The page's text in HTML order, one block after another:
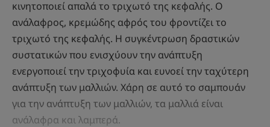
κινητοποιεί απαλά το τριχωτό της κεφαλής. Ο
ανάλαφρος, κρεμώδης αφρός του φροντίζει το
τριχωτό της κεφαλής. Η συγκέντρωση δραστικών
συστατικών που ενισχύουν την ανάπτυξη
ενεργοποιεί την τριχοφυία και ευνοεί την ταχύτερη
ανάπτυξη των μαλλιών. Χάρη σε αυτό το σαμπουάν
για την ανάπτυξη των μαλλιών, τα μαλλιά είναι
ανάλαφρα και λαμπερά.